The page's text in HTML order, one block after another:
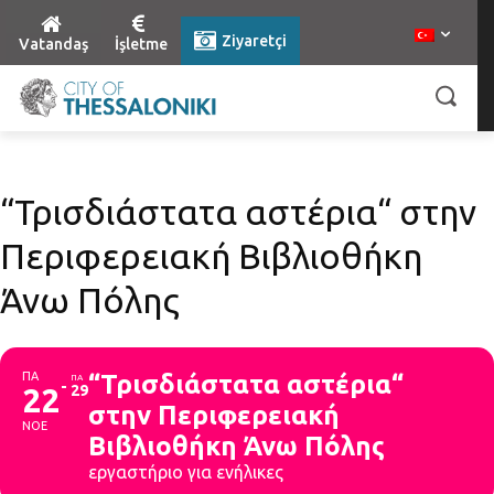
Vatandaş İşletme Ziyaretçi
“Τρισδιάστατα αστέρια“ στην
Περιφερειακή Βιβλιοθήκη
Άνω Πόλης
ΠΑ
22
ΝΟΕ
ΠΑ
29“Τρισδιάστατα αστέρια“
στην Περιφερειακή
Βιβλιοθήκη Άνω Πόλης
εργαστήριο για ενήλικες